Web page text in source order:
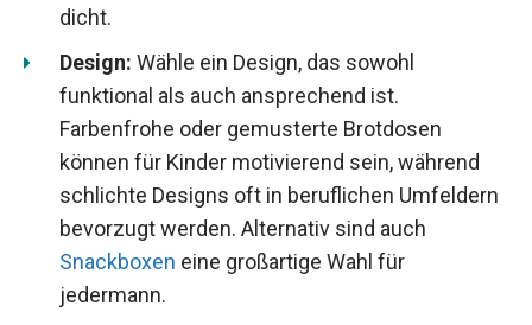
dicht.
Design: Wähle ein Design, das sowohl
funktional als auch ansprechend ist.
Farbenfrohe oder gemusterte Brotdosen
können für Kinder motivierend sein, während
schlichte Designs oft in beruflichen Umfeldern
bevorzugt werden. Alternativ sind auch
Snackboxen eine großartige Wahl für
jedermann.